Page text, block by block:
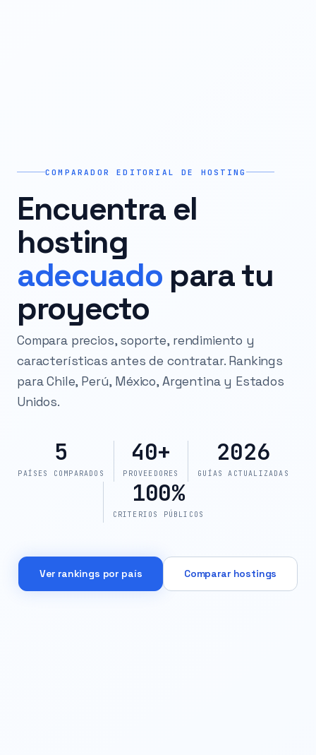
COMPARADOR EDITORIAL DE HOSTING
Encuentra el
hosting
adecuado para tu
proyecto
Compara precios, soporte, rendimiento y
características antes de contratar. Rankings
para Chile, Perú, México, Argentina y Estados
Unidos.
5
PAÍSES COMPARADOS
40+
PROVEEDORES
2026
GUÍAS ACTUALIZADAS
100%
CRITERIOS PÚBLICOS
Ver rankings por país Comparar hostings